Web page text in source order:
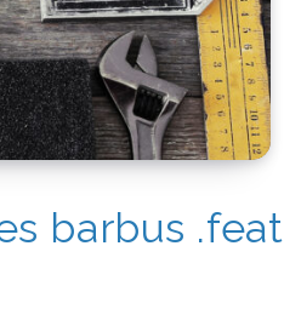
barbus .feat